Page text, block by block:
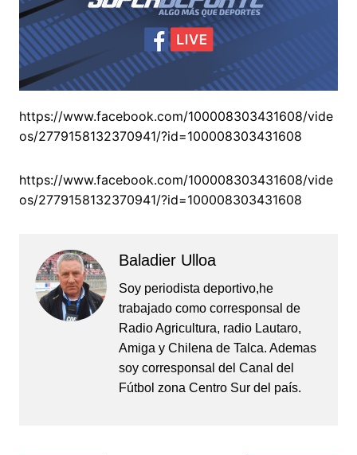
https://www.facebook.com/100008303431608/vide
os/2779158132370941/?id=100008303431608
https://www.facebook.com/100008303431608/vide
os/2779158132370941/?id=100008303431608
Baladier Ulloa
Soy periodista deportivo,he
trabajado como corresponsal de
Radio Agricultura, radio Lautaro,
Amiga y Chilena de Talca. Ademas
soy corresponsal del Canal del
Fútbol zona Centro Sur del país.